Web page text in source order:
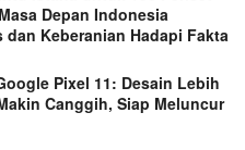
Depan Indonesia
dan Keberanian Hadapi Fakta
Pixel 11: Desain Lebih
Canggih, Siap Meluncur